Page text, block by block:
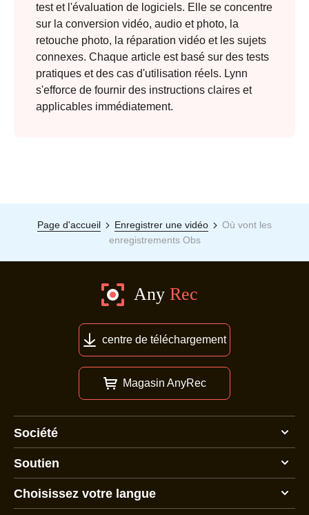
test et l'évaluation de logiciels. Elle se concentre
sur la conversion vidéo, audio et photo, la
retouche photo, la réparation vidéo et les sujets
connexes. Chaque article est basé sur des tests
pratiques et des cas d'utilisation réels. Lynn
s'efforce de fournir des instructions claires et
applicables immédiatement.
Page d'accueil Enregistrer une vidéo
Où vont les
enregistrements Obs
centre de téléchargement
Magasin AnyRec
Société
Soutien
Choisissez votre langue